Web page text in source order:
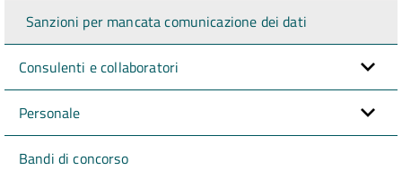
Sanzioni per mancata comunicazione dei dati
Consulenti e collaboratori
Personale
Bandi di concorso